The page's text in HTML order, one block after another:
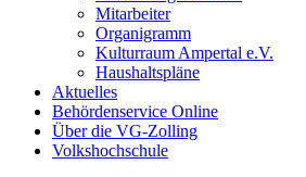
Mitarbeiter
Organigramm
Kulturraum Ampertal e.V.
Haushaltspläne
Aktuelles
Behördenservice Online
Über die VG-Zolling
Volkshochschule